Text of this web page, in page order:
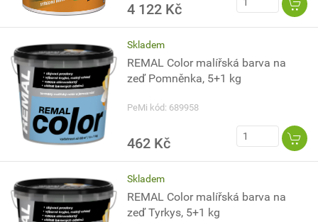
4 122 Kč
Skladem
REMAL Color malířská barva na
zeď Pomněnka, 5+1 kg
PeMi kód: 689958
462 Kč
Skladem
REMAL Color malířská barva na
zeď Tyrkys, 5+1 kg